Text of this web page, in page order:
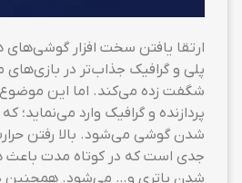
ارتقا یافتن سخت افزار گوشی‌های
پلی و گرافیک جذاب‌تر در بازی‌های
شگفت زده می‌کند. اما این موضوع
پردازنده و گرافیک وارد می‌نماید؛
شدن گوشی می‌شود. بالا رفتن
جدی است که در کوتاه مدت باعث
شدن باتری و… می‌شود. همچنین